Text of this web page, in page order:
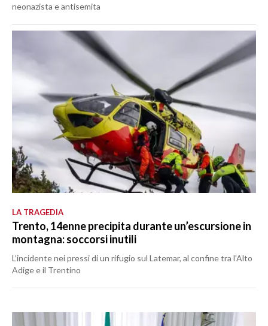
neonazista e antisemita
LA TRAGEDIA
Trento, 14enne precipita durante un’escursione in
montagna: soccorsi inutili
L’incidente nei pressi di un rifugio sul Latemar, al confine tra l'Alto
Adige e il Trentino